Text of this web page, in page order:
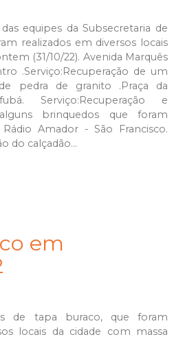
equipes da Subsecretaria de
realizados em diversos locais
(31/10/22). Avenida Marquês
.Serviço:Recuperação de um
pedra de granito .Praça da
Serviço:Recuperação e
brinquedos que foram
Rádio Amador - São Francisco.
do calçadão...
em
de tapa buraco, que foram
locais da cidade com massa